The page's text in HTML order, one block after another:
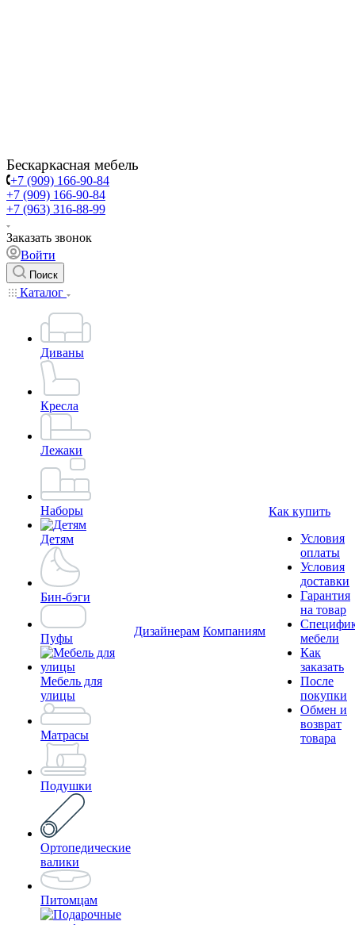
Бескаркасная мебель
+7 (909) 166-90-84
+7 (909) 166-90-84
+7 (963) 316-88-99
Заказать звонок
Войти
Поиск
Каталог
Диваны
Кресла
Лежаки
Наборы
Детям
Бин-бэги
Пуфы
Мебель для
улицы
Матрасы
Подушки
Ортопедические
валики
Питомцам
Дизайнерам Компаниям
Как купить
Условия
оплаты
Условия
доставки
Гарантия
на товар
мебели
Как
заказать
После
покупки
Обмен и
возврат
товара